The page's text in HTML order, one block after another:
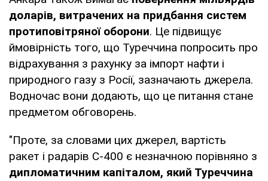
доларів, витрачених на придбання систем
протиповітряної оборони. Це підвищує
ймовірність того, що Туреччина попросить про
відрахування з рахунку за імпорт нафти і
природного газу з Росії, зазначають джерела.
Водночас вони додають, що це питання стане
предметом обговорень.
"Проте, за словами цих джерел, вартість
ракет і радарів С-400 є незначною порівняно з
дипломатичним капіталом, який Туреччина